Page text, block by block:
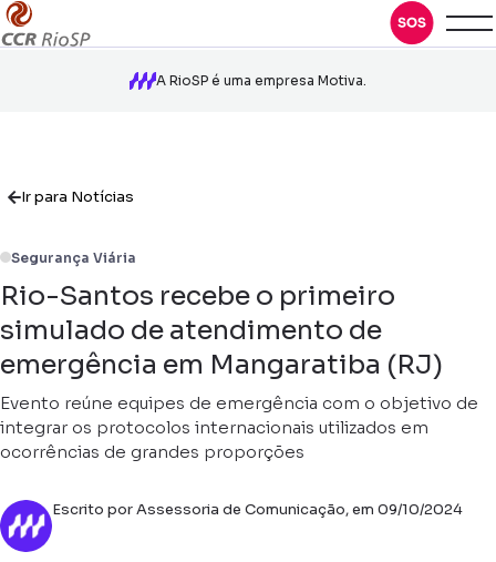
A RioSP é uma empresa Motiva.
Ir para Notícias
Segurança Viária
Rio-Santos recebe o primeiro
simulado de atendimento de
emergência em Mangaratiba (RJ)
Evento reúne equipes de emergência com o objetivo de
integrar os protocolos internacionais utilizados em
ocorrências de grandes proporções
Escrito por Assessoria de Comunicação, em 09/10/2024